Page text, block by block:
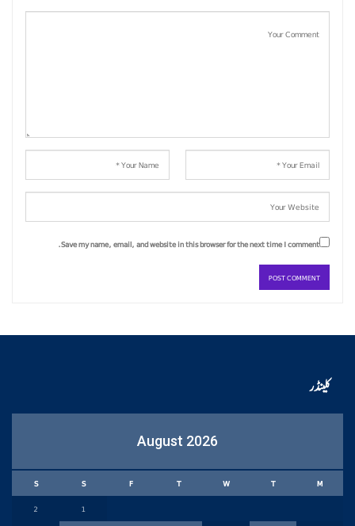
Save my name, email, and website in this browser for the next time I comment.
کلینڈر
August 2026
M
T
W
T
F
S
S
1
2